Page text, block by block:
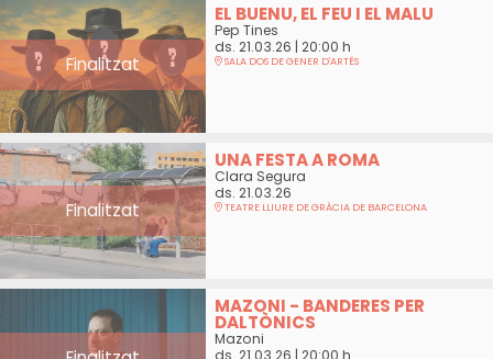
Finalitzat
EL BUENU, EL FEU I EL MALU
Pep Tines
ds. 21.03.26 | 20:00 h
SALA DOS DE GENER D'ARTÉS
Finalitzat
UNA FESTA A ROMA
Clara Segura
ds. 21.03.26
TEATRE LLIURE DE GRÀCIA DE BARCELONA
MAZONI - BANDERES PER
DALTÒNICS
Mazoni